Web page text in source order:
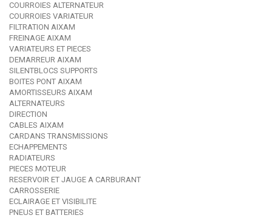
COURROIES ALTERNATEUR
COURROIES VARIATEUR
FILTRATION AIXAM
FREINAGE AIXAM
VARIATEURS ET PIECES
DEMARREUR AIXAM
SILENTBLOCS SUPPORTS
BOITES PONT AIXAM
AMORTISSEURS AIXAM
ALTERNATEURS
DIRECTION
CABLES AIXAM
CARDANS TRANSMISSIONS
ECHAPPEMENTS
RADIATEURS
PIECES MOTEUR
RESERVOIR ET JAUGE A CARBURANT
CARROSSERIE
ECLAIRAGE ET VISIBILITE
PNEUS ET BATTERIES